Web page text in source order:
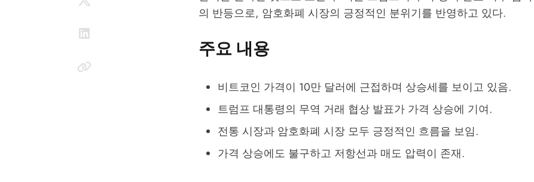
의 반등으로, 암호화폐 시장의 긍정적인 분위기를 반영하고 있다.
주요 내용
비트코인 가격이 10만 달러에 근접하며 상승세를 보이고 있음.
트럼프 대통령의 무역 거래 협상 발표가 가격 상승에 기여.
전통 시장과 암호화폐 시장 모두 긍정적인 흐름을 보임.
가격 상승에도 불구하고 저항선과 매도 압력이 존재.